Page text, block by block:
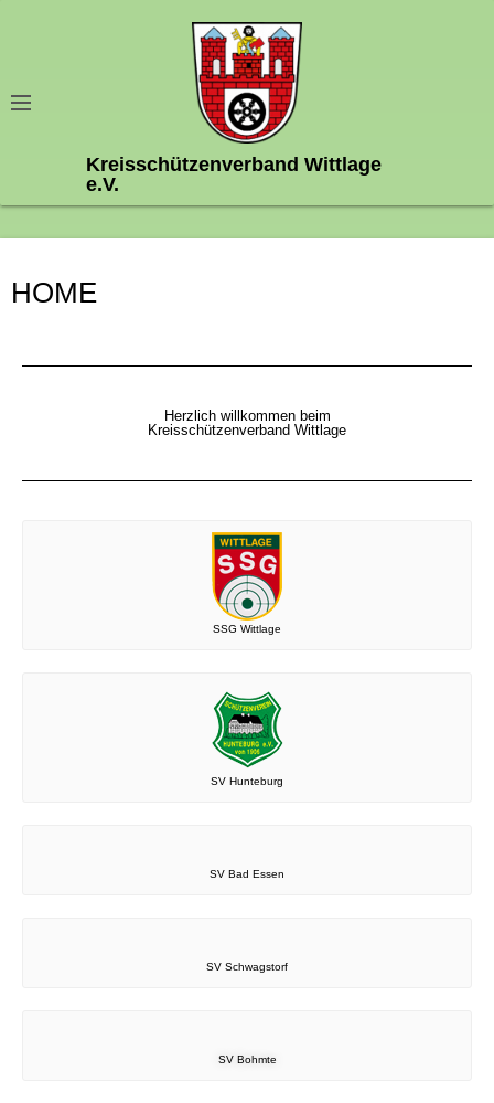
Kreisschützenverband Wittlage
e.V.
HOME
Herzlich willkommen beim
Kreisschützenverband Wittlage
SSG Wittlage
SV Hunteburg
SV Bad Essen
SV Schwagstorf
SV Bohmte